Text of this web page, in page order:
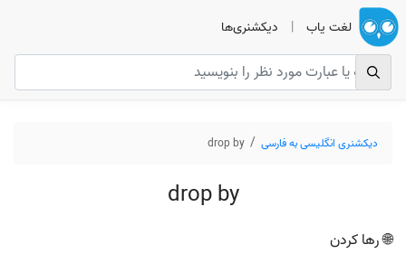
لغت یاب | دیکشنری‌ها
دیکشنری انگلیسی به فارسی drop by
drop by
🌐 رها کردن